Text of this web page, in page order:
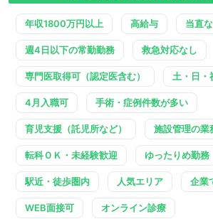
年収1800万円以上 高給与 当直
週4日以下の常勤勤務 救急対応なし
専門医取得可（認定医含む） 土・日・
4月入職可 手術・症例件数が多い
育児支援（託児所など） 施設管理の業
転科ＯＫ・未経験歓迎 ゆったりめ勤務
駅近・徒歩圏内 人気エリア 企業
WEB面接可 オンライン診療